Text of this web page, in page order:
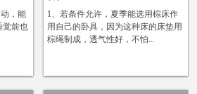
，能
觉前也
1、若条件允许，夏季能选用棕床作
用自己的卧具，因为这种床的床垫用
棕绳制成，透气性好，不怕...